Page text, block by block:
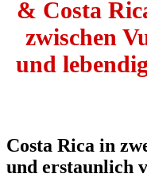
& Costa
zwischen
und
Costa Rica in
und erstaunlich